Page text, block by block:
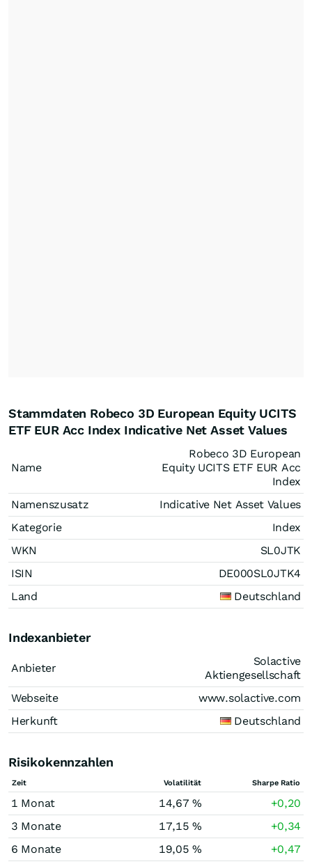
Stammdaten Robeco 3D European Equity UCITS
ETF EUR Acc Index Indicative Net Asset Values
Name
Robeco 3D European
Equity UCITS ETF EUR Acc
Index
Namenszusatz
Indicative Net Asset Values
Kategorie
Index
WKN
SL0JTK
ISIN
DE000SL0JTK4
Land
Deutschland
Indexanbieter
Anbieter
Solactive
Aktiengesellschaft
Webseite
www.solactive.com
Herkunft
Deutschland
Risikokennzahlen
Zeit Volatilität Sharpe Ratio
1 Monat 14,67 %
+0,20
3 Monate
17,15 %
+0,34
6 Monate
19,05 % +0,47